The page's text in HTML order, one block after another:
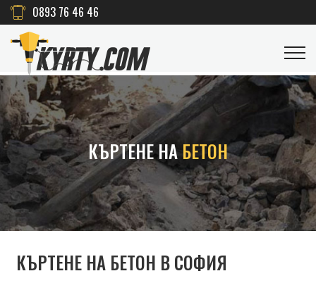
0893 76 46 46
КЪРТЕНЕ НА БЕТОН
КЪРТЕНЕ НА БЕТОН В СОФИЯ